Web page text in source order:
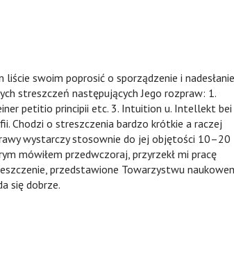
swoim poprosić o sporządzenie i nadesłanie
streszczeń następujących Jego rozpraw: 1.
petitio principii etc. 3. Intuition u. Intellekt bei
Chodzi o streszczenia bardzo krótkie a raczej
wystarczy stosownie do jej objętości 10–20
mówiłem przedwczoraj, przyrzekł mi pracę
przedstawione Towarzystwu
się dobrze.